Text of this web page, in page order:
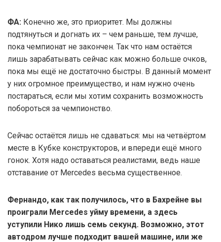
ФА: Конечно же, это приоритет. Мы должны
подтянуться и догнать их – чем раньше, тем лучше,
пока чемпионат не закончен. Так что нам остаётся
лишь зарабатывать сейчас как можно больше очков,
пока мы ещё не достаточно быстры. В данный момент
у них огромное преимущество, и нам нужно очень
постараться, если мы хотим сохранить возможность
побороться за чемпионство.
Сейчас остаётся лишь не сдаваться: мы на четвёртом
месте в Кубке конструкторов, и впереди ещё много
гонок. Хотя надо оставаться реалистами, ведь наше
отставание от Mercedes весьма существенное.
Фернандо, как так получилось, что в Бахрейне вы
проиграли Mercedes уйму времени, а здесь
уступили Нико лишь семь секунд. Возможно, этот
автодром лучше подходит вашей машине, или же